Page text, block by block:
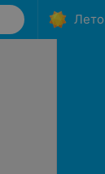
Лето